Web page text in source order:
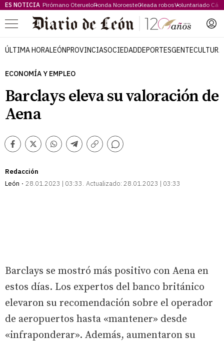
ES NOTICIA Pirómano OterueloRonda NoroesteOleada robosVoluntariado
Menú
ÚLTIMA HORALEÓNPROVINCIASOCIEDADDEPORTESGENTECULTURA
ECONOMÍA Y EMPLEO
Barclays eleva su valoración de
Aena
Facebook
TwitterWhatsappTelegram
Copiar
Comentarios
Redacción
León
28.01.2023 | 03:33 Actualizado: 28.01.2023 | 03:33
Barclays se mostró más positivo con Aena en
estos días. Los expertos del banco británico
elevaron su recomendación sobre el operador
de aeropuertos hasta «mantener» desde
«infraponderar». Además, aumentaron su